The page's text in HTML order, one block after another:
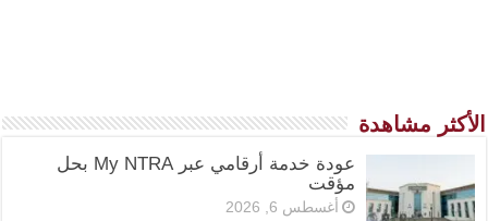
الأكثر مشاهدة
عودة خدمة أرقامي عبر My NTRA بحل
مؤقت
أغسطس 6, 2026